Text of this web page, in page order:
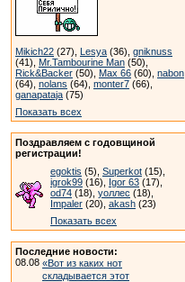
Mikich22 (27), Lesya (36), gniknuss
(41), Mr.Tambourine Man (50),
Rick&Backer (50), Max 66 (60), nabon
(64), nolans (64), monter7 (66),
ganapataja (75)
Показать всех
Поздравляем с годовщиной
регистрации!
egoktis (5), Superkot (15),
igrok99 (16), Igor 63 (17),
od74 (18), уоллес (18),
Impaler (20), akash (23)
Показать всех
Последние новости:
08.08 «Вот из каких нот
складывается этот